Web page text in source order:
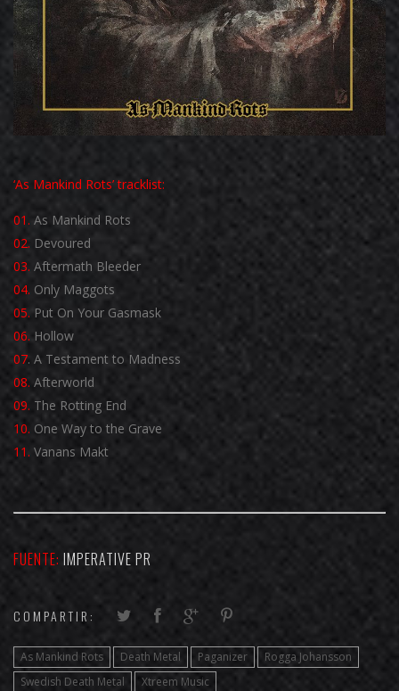
‘As Mankind Rots’ tracklist:
01. As Mankind Rots
02. Devoured
03. Aftermath Bleeder
04. Only Maggots
05. Put On Your Gasmask
06. Hollow
07. A Testament to Madness
08. Afterworld
09. The Rotting End
10. One Way to the Grave
11. Vanans Makt
FUENTE: IMPERATIVE PR
COMPARTIR:
As Mankind Rots Death Metal Paganizer
Rogga Johansson
Swedish Death Metal
Xtreem Music